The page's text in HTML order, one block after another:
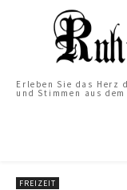
Erleben Sie das Herz
und Stimmen aus dem
FREIZEIT